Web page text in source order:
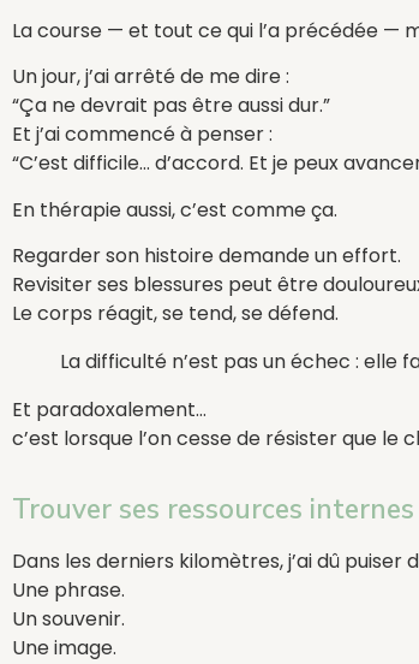
La course — et tout ce qui l’a précédée —
Un jour, j’ai arrêté de me dire :
“Ça ne devrait pas être aussi dur.”
Et j’ai commencé à penser :
“C’est difficile… d’accord. Et je peux
En thérapie aussi, c’est comme ça.
Regarder son histoire demande un effort.
Revisiter ses blessures peut être
Le corps réagit, se tend, se défend.
La difficulté n’est pas un échec : elle
Et paradoxalement…
c’est lorsque l’on cesse de résister que le
Trouver ses ressources
Dans les derniers kilomètres, j’ai dû
Une phrase.
Un souvenir.
Une image.